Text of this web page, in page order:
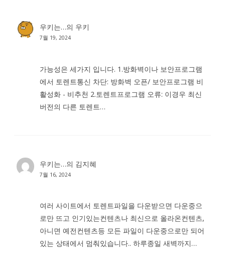
우키는…의 우키
7월 19, 2024
가능성은 세가지 입니다. 1.방화벽이나 보안프로그램
에서 토렌트통신 차단: 방화벽 오픈/ 보안프로그램 비
활성화 - 비추천 2.토렌트프로그램 오류: 이경우 최신
버전의 다른 토렌트…
우키는…의 김지혜
7월 16, 2024
여러 사이트에서 토렌트파일을 다운받으면 다운중으
로만 뜨고 인기있는컨텐츠나 최신으로 올라온컨텐츠,
아니면 예전컨텐츠등 모든 파일이 다운중으로만 되어
있는 상태에서 멈춰있습니다.. 하루종일 새벽까지…